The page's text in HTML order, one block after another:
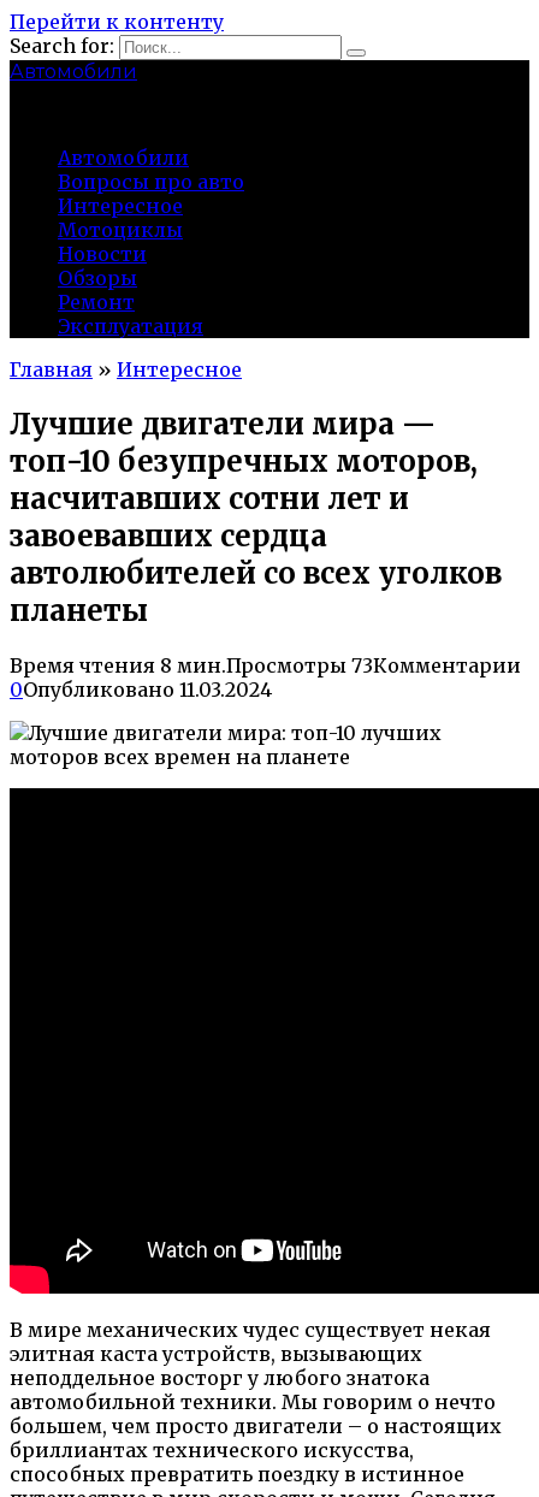
Перейти к контенту
Search for:
Автомобили
Автомобили
Вопросы про авто
Интересное
Мотоциклы
Новости
Обзоры
Ремонт
Эксплуатация
Главная » Интересное
Лучшие двигатели мира —
топ-10 безупречных моторов,
насчитавших сотни лет и
завоевавших сердца
автолюбителей со всех уголков
планеты
Время чтения 8 мин.Просмотры 73Комментарии
0Опубликовано 11.03.2024
В мире механических чудес существует некая
элитная каста устройств, вызывающих
неподдельное восторг у любого знатока
автомобильной техники. Мы говорим о нечто
большем, чем просто двигатели – о настоящих
бриллиантах технического искусства,
способных превратить поездку в истинное